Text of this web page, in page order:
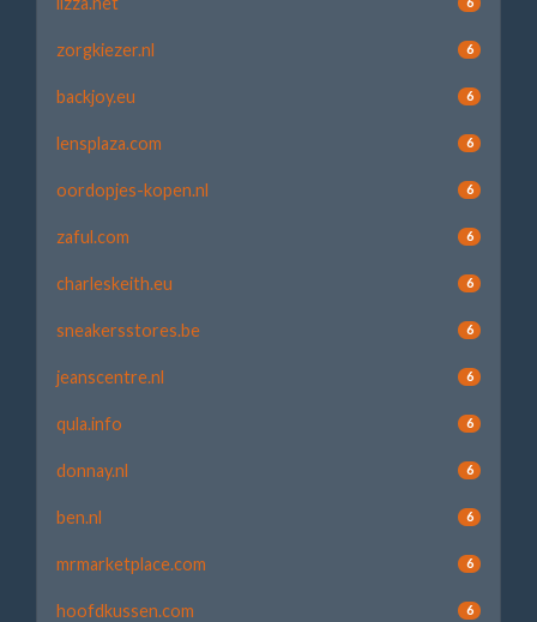
zorgkiezer.nl 6
backjoy.eu 6
lensplaza.com 6
oordopjes-kopen.nl 6
zaful.com 6
charleskeith.eu 6
sneakersstores.be 6
jeanscentre.nl 6
qula.info 6
donnay.nl 6
ben.nl 6
mrmarketplace.com 6
hoofdkussen.com 6